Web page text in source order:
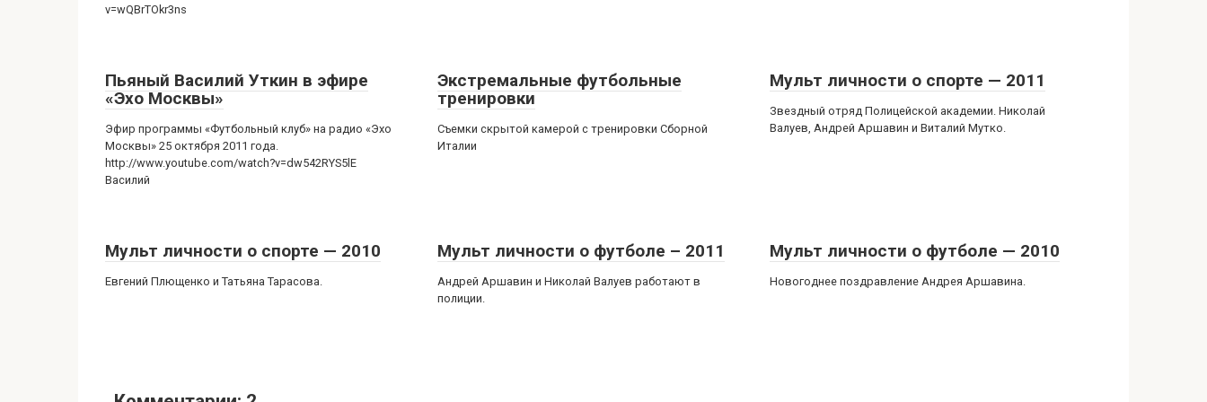
v=wQBrTOkr3ns
Пьяный Василий Уткин в эфире
«Эхо Москвы»
Эфир программы «Футбольный клуб» на радио «Эхо
Москвы» 25 октября 2011 года.
http://www.youtube.com/watch?v=dw542RYS5lE
Василий
Экстремальные футбольные
тренировки
Съемки скрытой камерой с тренировки Сборной
Италии
Мульт личности о спорте — 2011
Звездный отряд Полицейской академии. Николай
Валуев, Андрей Аршавин и Виталий Мутко.
Мульт личности о спорте — 2010
Евгений Плющенко и Татьяна Тарасова.
Мульт личности о футболе – 2011
Андрей Аршавин и Николай Валуев работают в
полиции.
Мульт личности о футболе — 2010
Новогоднее поздравление Андрея Аршавина.